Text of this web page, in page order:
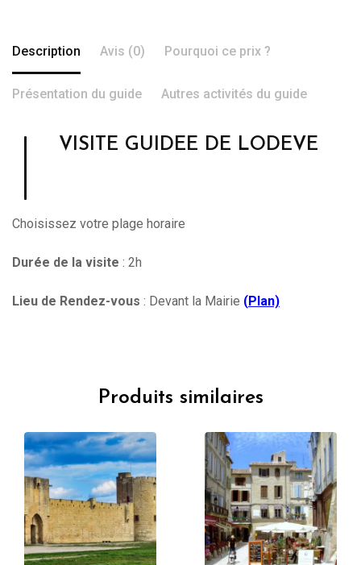
Description Avis (0) Pourquoi ce prix ?
Présentation du guide Autres activités du guide
VISITE GUIDEE DE LODEVE
Choisissez votre plage horaire
Durée de la visite : 2h
Lieu de Rendez-vous : Devant la Mairie (Plan)
Produits similaires